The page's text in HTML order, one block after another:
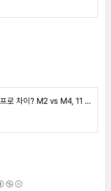
아이패드 에어 프로 차이? M2 vs M4, 11 vs 13인치 전격비교!(2024년형)